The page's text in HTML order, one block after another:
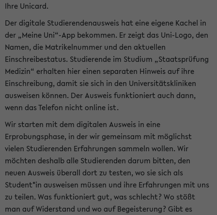
Ihre Unicard.
Der digitale Studierendenausweis hat eine eigene Kachel in
der „Meine Uni“-App bekommen. Er zeigt das Uni-Logo, den
Namen, die Matrikelnummer und den aktuellen
Einschreibestatus. Studierende im Studium „Staatsprüfung
Medizin“ erhalten hier einen separaten Hinweis auf ihre
Einschreibung, damit sie sich in den Universitätskliniken
ausweisen können. Der Ausweis funktioniert auch dann,
wenn das Telefon nicht online ist.
Wir starten mit dem digitalen Ausweis in eine
Erprobungsphase, in der wir gemeinsam mit möglichst
vielen Studierenden Erfahrungen sammeln wollen. Wir
möchten deshalb alle Studierenden darum bitten, den
neuen Ausweis überall dort zu testen, wo sie sich als
Student*in ausweisen müssen und ihre Erfahrungen mit uns
zu teilen. Was funktioniert gut, was schlecht? Wo stößt
man auf Widerstand und wo auf Begeisterung? Gibt es